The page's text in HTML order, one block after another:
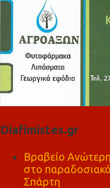
Diafimistes.gr
Βραβείο
στο
Σπάρτη